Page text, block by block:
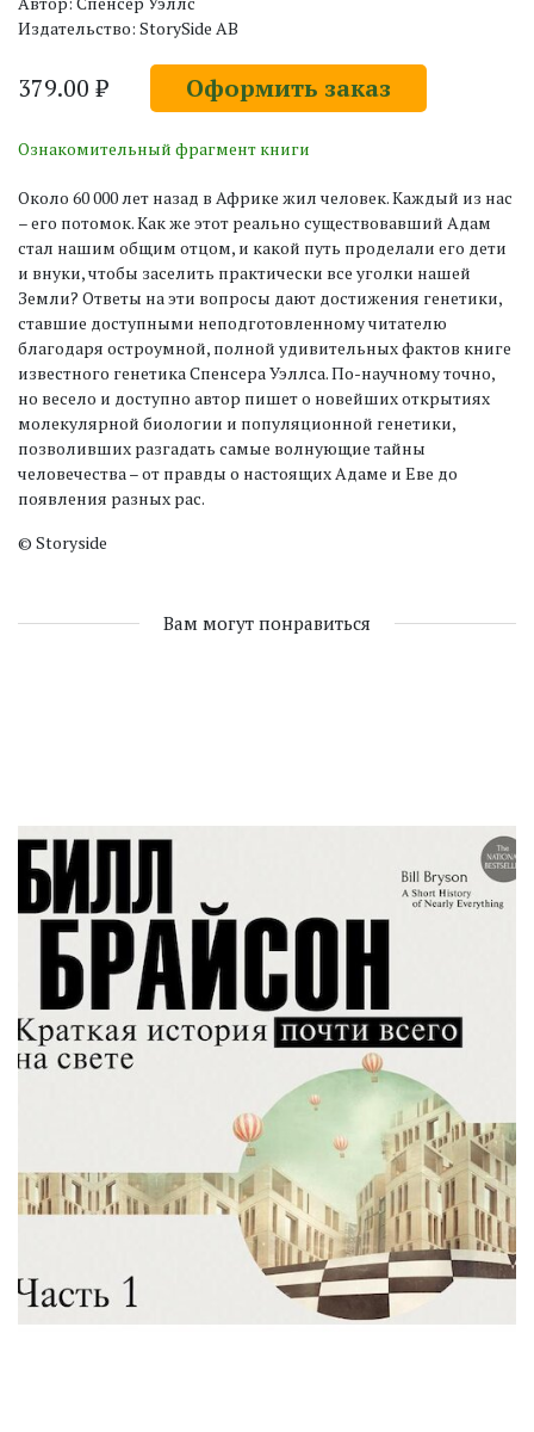
Издательство: StorySide AB
379.00 ₽ Оформить заказ
Ознакомительный фрагмент книги
Около 60 000 лет назад в Африке жил человек. Каждый из нас
– его потомок. Как же этот реально существовавший Адам
стал нашим общим отцом, и какой путь проделали его дети
и внуки, чтобы заселить практически все уголки нашей
Земли? Ответы на эти вопросы дают достижения генетики,
ставшие доступными неподготовленному читателю
благодаря остроумной, полной удивительных фактов книге
известного генетика Спенсера Уэллса. По-научному точно,
но весело и доступно автор пишет о новейших открытиях
молекулярной биологии и популяционной генетики,
позволивших разгадать самые волнующие тайны
человечества – от правды о настоящих Адаме и Еве до
появления разных рас.
© Storysidе
Вам могут понравиться